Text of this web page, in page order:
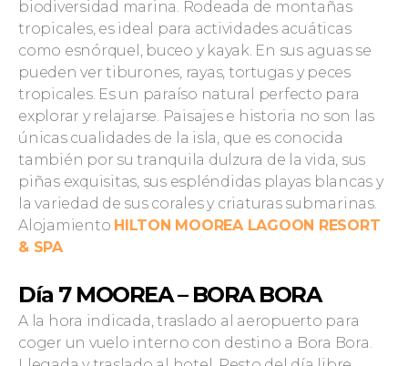
biodiversidad marina. Rodeada de montañas
tropicales, es ideal para actividades acuáticas
como esnórquel, buceo y kayak. En sus aguas se
pueden ver tiburones, rayas, tortugas y peces
tropicales. Es un paraíso natural perfecto para
explorar y relajarse. Paisajes e historia no son las
únicas cualidades de la isla, que es conocida
también por su tranquila dulzura de la vida, sus
piñas exquisitas, sus espléndidas playas blancas y
la variedad de sus corales y criaturas submarinas.
Alojamiento HILTON MOOREA LAGOON RESORT
& SPA
Día 7 MOOREA – BORA BORA
A la hora indicada, traslado al aeropuerto para
coger un vuelo interno con destino a Bora Bora.